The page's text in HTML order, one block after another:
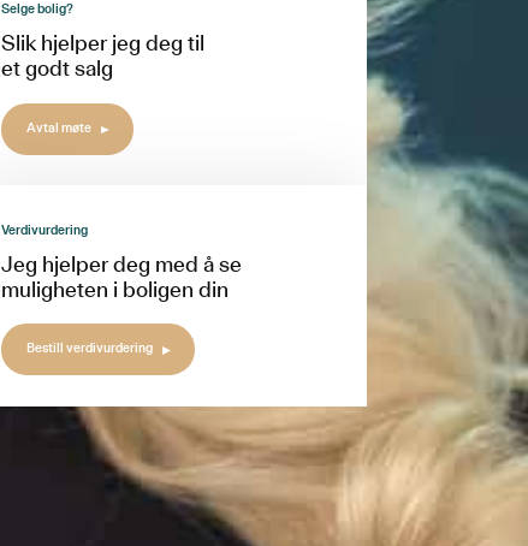
Selge bolig?
Slik hjelper jeg deg til
et godt salg
Avtal møte
Verdivurdering
Jeg hjelper deg med å se
muligheten i boligen din
Bestill verdivurdering